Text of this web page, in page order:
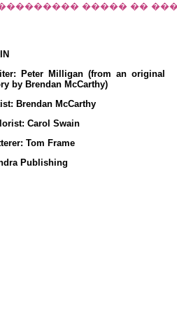
����� ��
Peter Milligan (from an original
by Brendan McCarthy)
Brendan McCarthy
Carol Swain
Tom Frame
Publishing